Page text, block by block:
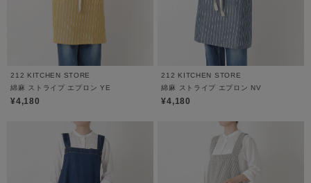
212 KITCHEN STORE
綿麻 ストライプ エプロン YE
¥4,180
212 KITCHEN STORE
綿麻 ストライプ エプロン NV
¥4,180